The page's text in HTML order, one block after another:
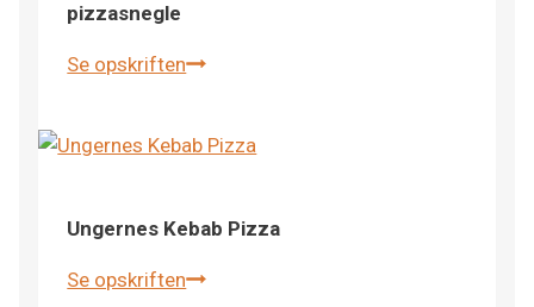
pizzasnegle
Se opskriftenPizzadej,
pølsehorn
pizzasnegle
Ungernes Kebab Pizza
Se opskriftenUngernes